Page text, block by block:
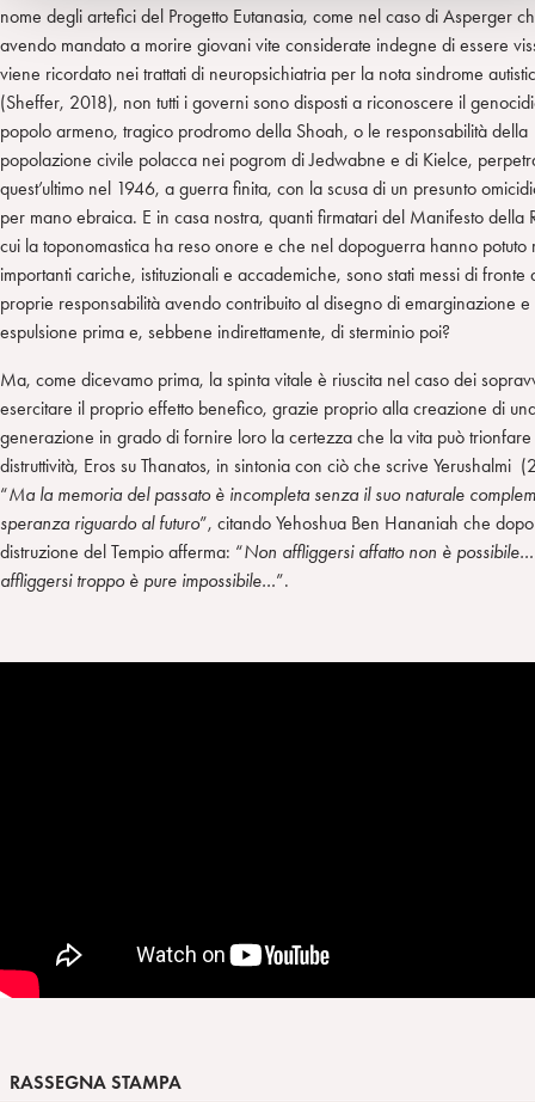
nome degli artefici del Progetto Eutanasia, come nel caso di Asperger
avendo mandato a morire giovani vite considerate indegne di essere
viene ricordato nei trattati di neuropsichiatria per la nota sindrome
(Sheffer, 2018), non tutti i governi sono disposti a riconoscere il
popolo armeno, tragico prodromo della Shoah, o le responsabilità della
popolazione civile polacca nei pogrom di Jedwabne e di Kielce,
quest’ultimo nel 1946, a guerra finita, con la scusa di un presunto
per mano ebraica. E in casa nostra, quanti firmatari del Manifesto della
cui la toponomastica ha reso onore e che nel dopoguerra hanno potuto
importanti cariche, istituzionali e accademiche, sono stati messi di fronte
proprie responsabilità avendo contribuito al disegno di emarginazione e
espulsione prima e, sebbene indirettamente, di sterminio poi?
Ma, come dicevamo prima, la spinta vitale è riuscita nel caso dei
esercitare il proprio effetto benefico, grazie proprio alla creazione di
generazione in grado di fornire loro la certezza che la vita può trionfare
distruttività, Eros su Thanatos, in sintonia con ciò che scrive Yerushalmi
“Ma la memoria del passato è incompleta senza il suo naturale
speranza riguardo al futuro”, citando Yehoshua Ben Hananiah che
distruzione del Tempio afferma: “Non affliggersi affatto non è
affliggersi troppo è pure impossibile…”.
RASSEGNA STAMPA